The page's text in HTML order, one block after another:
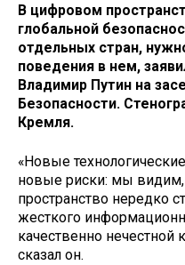
В цифровом
глобальной
отдельных стран,
поведения в нем,
Владимир Путин на
Безопасности.
Кремля.
«Новые
новые риски: мы видим,
пространство нередко
жесткого
качественно нечестной
сказал он.